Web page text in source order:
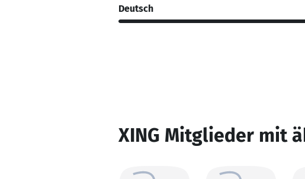
Deutsch
XING Mitglieder mit